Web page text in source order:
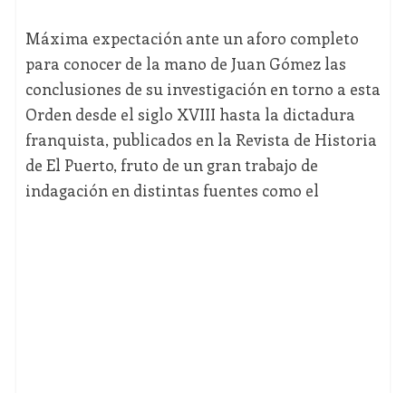
Máxima expectación ante un aforo completo
para conocer de la mano de Juan Gómez las
conclusiones de su investigación en torno a esta
Orden desde el siglo XVIII hasta la dictadura
franquista, publicados en la Revista de Historia
de El Puerto, fruto de un gran trabajo de
indagación en distintas fuentes como el